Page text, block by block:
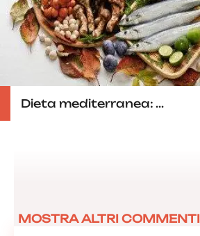
Dieta mediterranea: ...
MOSTRA ALTRI COMMENTI